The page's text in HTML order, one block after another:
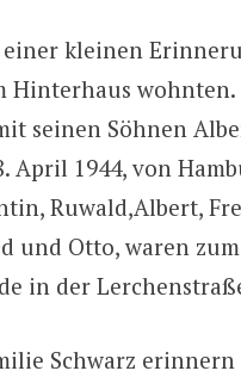
kleinen
Hinterhaus
seinen Söhnen
April 1944, von
Ruwald,Albert,
und Otto, waren
in der
Schwarz